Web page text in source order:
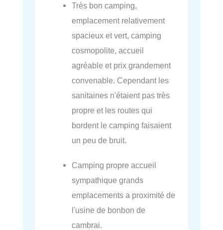
Très bon camping,
emplacement relativement
spacieux et vert, camping
cosmopolite, accueil
agréable et prix grandement
convenable. Cependant les
sanitaines n'étaient pas très
propre et les routes qui
bordent le camping faisaient
un peu de bruit.
Camping propre accueil
sympathique grands
emplacements a proximité de
l'usine de bonbon de
cambrai.